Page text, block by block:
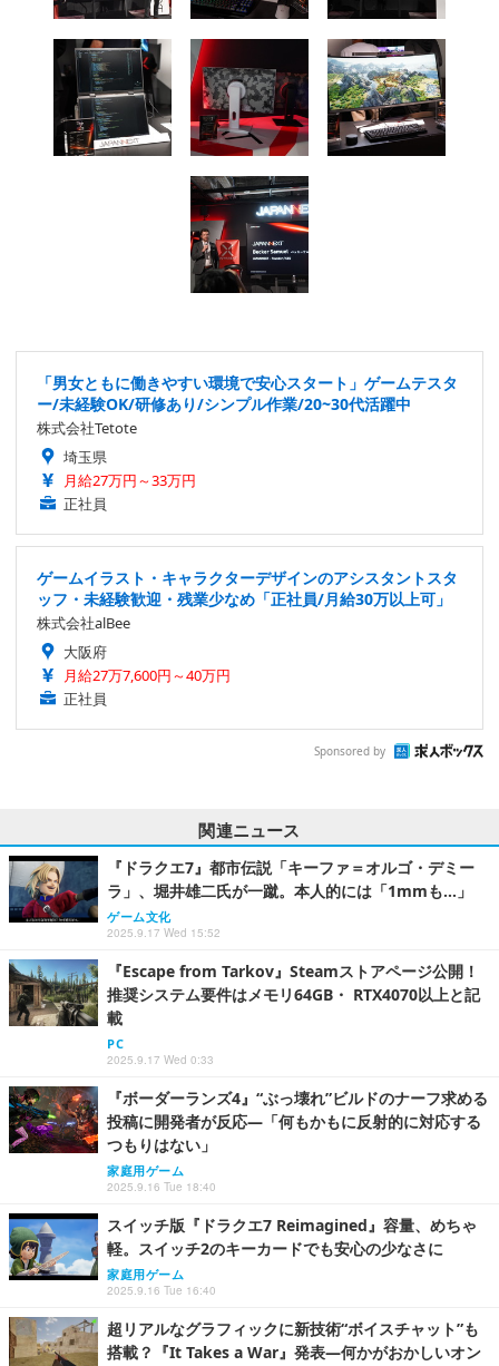
「男女ともに働きやすい環境で安心スタート」ゲームテスタ
ー/未経験OK/研修あり/シンプル作業/20~30代活躍中
株式会社Tetote
埼玉県
月給27万円～33万円
正社員
ゲームイラスト・キャラクターデザインのアシスタントスタ
ッフ・未経験歓迎・残業少なめ「正社員/月給30万以上可」
株式会社alBee
大阪府
月給27万7,600円～40万円
正社員
Sponsored by
関連ニュース
『ドラクエ7』都市伝説「キーファ＝オルゴ・デミー
ラ」、堀井雄二氏が一蹴。本人的には「1mmも…」
ゲーム文化
2025.9.17 Wed 15:52
『Escape from Tarkov』Steamストアページ公開！
推奨システム要件はメモリ64GB・ RTX4070以上と記
載
PC
2025.9.17 Wed 0:33
『ボーダーランズ4』“ぶっ壊れ”ビルドのナーフ求める
投稿に開発者が反応―「何もかもに反射的に対応する
つもりはない」
家庭用ゲーム
2025.9.16 Tue 18:40
スイッチ版『ドラクエ7 Reimagined』容量、めちゃ
軽。スイッチ2のキーカードでも安心の少なさに
家庭用ゲーム
2025.9.16 Tue 16:40
超リアルなグラフィックに新技術“ボイスチャット”も
搭載？『It Takes a War』発表―何かがおかしいオン